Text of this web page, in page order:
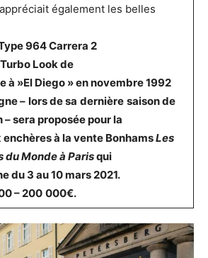
également les belles
964 Carrera 2
Look de
à »El Diego »ennovembre1992
– lorsdesa dernière saisonde
–sera proposéepour la
enchèresà la vente BonhamsLes
du Monde à Parisqui
du 3 au 10 mars2021.
–200 000€.